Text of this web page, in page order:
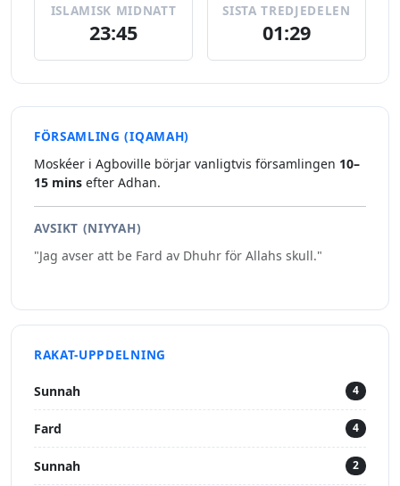
ISLAMISK MIDNATT
23:45
SISTA TREDJEDELEN
01:29
FÖRSAMLING (IQAMAH)
Moskéer i Agboville börjar vanligtvis församlingen 10–
15 mins efter Adhan.
AVSIKT (NIYYAH)
"Jag avser att be Fard av Dhuhr för Allahs skull."
RAKAT-UPPDELNING
Sunnah 4
Fard 4
Sunnah 2